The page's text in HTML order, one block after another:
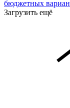
бюджетных
Загрузить ещё